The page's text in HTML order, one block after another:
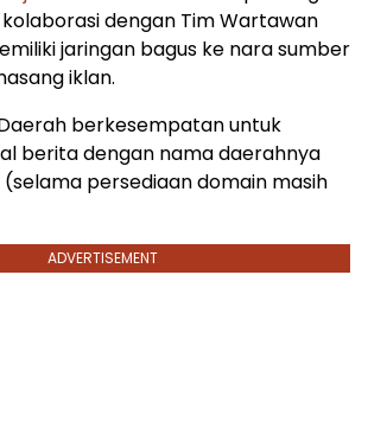
dengan Tim Wartawan
jaringan bagus ke nara sumber
iklan.
berkesempatan untuk
berita dengan nama daerahnya
persediaan domain masih
ADVERTISEMENT